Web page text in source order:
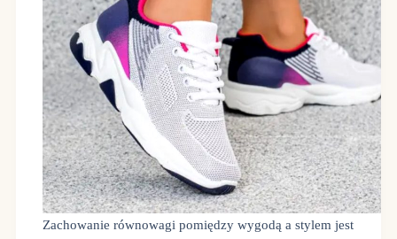
Zachowanie równowagi pomiędzy wygodą a stylem jest